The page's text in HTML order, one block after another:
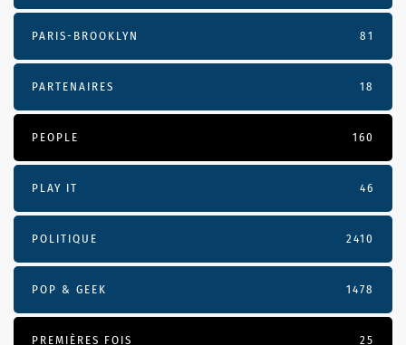
PARIS-BROOKLYN 81
PARTENAIRES 18
PEOPLE 160
PLAY IT 46
POLITIQUE 2410
POP & GEEK 1478
PREMIÈRES FOIS 25